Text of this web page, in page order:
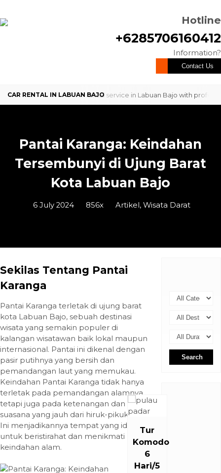
Hotline
+6285706160412
Information?
Contact Us
Looking for a reliable car rental service in Labuan Bajo with
Pantai Karanga: Keindahan
Tersembunyi di Ujung Barat
Kota Labuan Bajo
6 July 2024 856x Artikel, Wisata Darat
Sekilas Tentang Pantai
Karanga
Pantai Karanga terletak di ujung barat
kota Labuan Bajo, sebuah destinasi
wisata yang semakin populer di
kalangan wisatawan baik lokal maupun
internasional. Pantai ini dikenal dengan
pasir putihnya yang bersih dan
pemandangan laut yang memukau.
Keindahan Pantai Karanga tidak hanya
terletak pada pemandangan alamnya,
tetapi juga pada ketenangan dan
suasana yang jauh dari hiruk-pikuk kota.
Ini menjadikannya tempat yang ideal
untuk beristirahat dan menikmati
keindahan alam.
Search
Tur
Komodo
6
Hari/5